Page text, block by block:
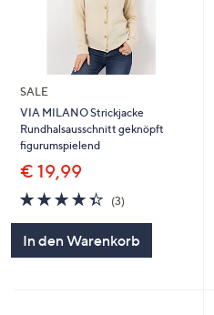
SALE
VIA MILANO Strickjacke
Rundhalsausschnitt geknöpft
figurumspielend
€ 19,99
4.3
von
(3)3
In den Warenkorb